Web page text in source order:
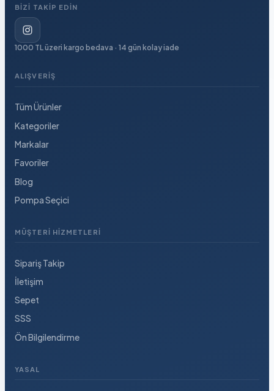
BIZI TAKIP EDIN
1000 TL üzeri kargo bedava · 14 gün kolay iade
ALIŞVERIŞ
Tüm Ürünler
Kategoriler
Markalar
Favoriler
Blog
Pompa Seçici
MÜŞTERI HIZMETLERI
Sipariş Takip
İletişim
Sepet
SSS
Ön Bilgilendirme
YASAL